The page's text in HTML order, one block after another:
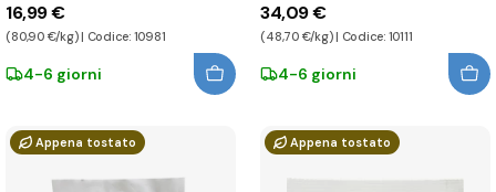
16,99 €
(80,90 €/kg) | Codice: 10981
4-6 giorni
34,09 €
(48,70 €/kg) | Codice: 10111
4-6 giorni
Appena tostato Appena tostato